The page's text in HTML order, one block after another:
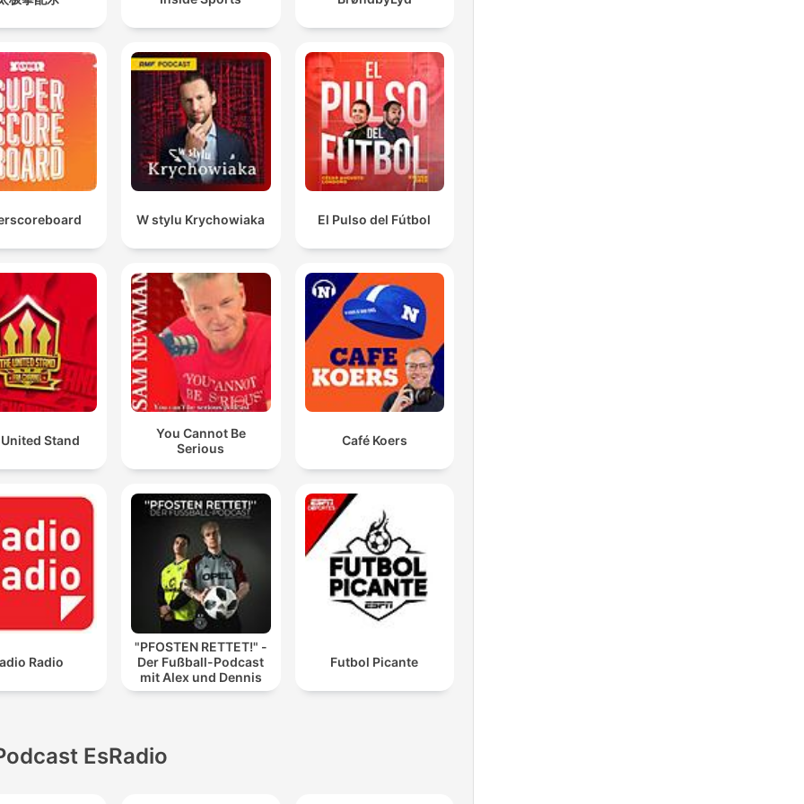
W stylu Krychowiaka El Pulso del Fútbol
Stand
You Cannot Be
Serious
Café Koers
Radio
"PFOSTEN RETTET!" -
Der Fußball-Podcast
mit Alex und Dennis
Futbol Picante
EsRadio